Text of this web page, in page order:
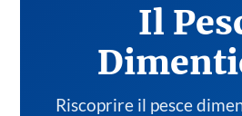
Il
Riscoprire il pesce